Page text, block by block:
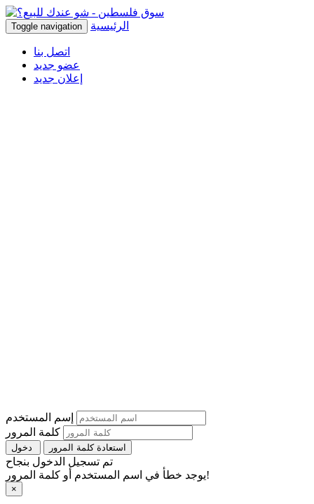
Toggle navigation الرئيسية
اتصل بنا
عضو جديد
إعلان جديد
إسم المستخدم
كلمة المرور
استعادة كلمة المرور
تم تسجيل الدخول بنجاح
يوجد خطأ في اسم المستخدم أو كلمة المرور!
×